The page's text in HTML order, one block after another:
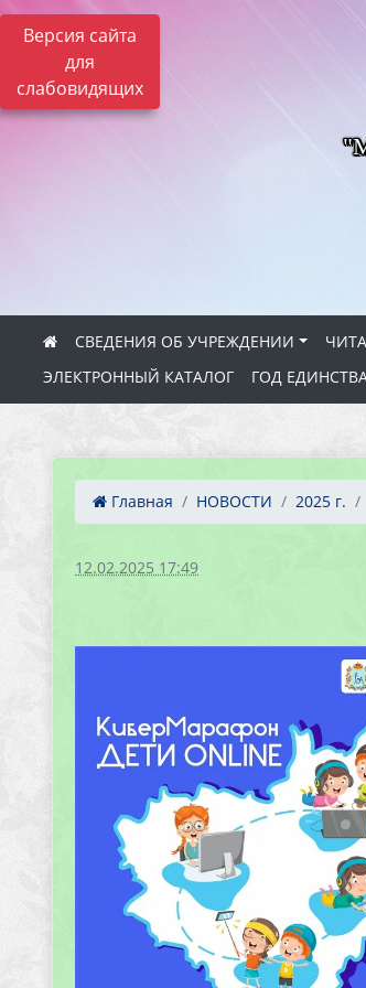
Версия сайта
для
слабовидящих
СВЕДЕНИЯ ОБ УЧРЕЖДЕНИИ
ЭЛЕКТРОННЫЙ КАТАЛОГ
ГОД
Главная НОВОСТИ 2025 г.
12.02.2025 17:49